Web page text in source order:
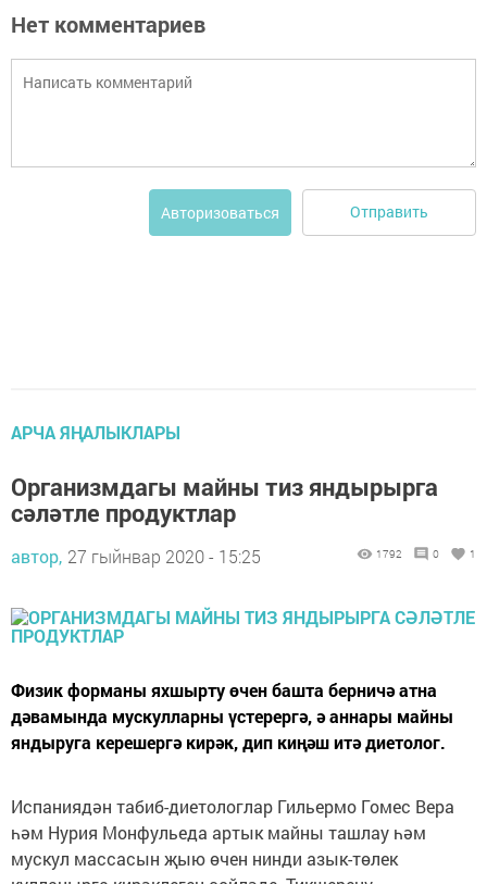
Нет комментариев
Авторизоваться Отправить
АРЧА ЯҢАЛЫКЛАРЫ
Организмдагы майны тиз яндырырга
сәләтле продуктлар
автор, 27 гыйнвар 2020 - 15:25 1792 0 1
Физик форманы яхшырту өчен башта берничә атна
дәвамында мускулларны үстерергә, ә аннары майны
яндыруга керешергә кирәк, дип киңәш итә диетолог.
Испаниядән табиб-диетологлар Гильермо Гомес Вера
һәм Нурия Монфульеда артык майны ташлау һәм
мускул массасын җыю өчен нинди азык-төлек